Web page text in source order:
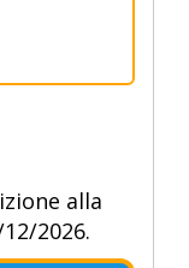
alla
2026.